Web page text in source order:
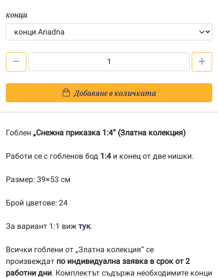
конци
приказка
1:4-
Добавяне в количката
Гоблен „Снежна приказка 1:4“ (Златна колекция)
Работи се с гобленов бод 1:4и конец от две нишки.
Размер: 39×53 см
Брой цветове: 24
За вариант 1:1 виж тук.
Всички гоблени от „Златна колекция“ се
произвеждат по индивидуална заявка в срок от 2
работни дни. Комплектът съдържа необходимите конци